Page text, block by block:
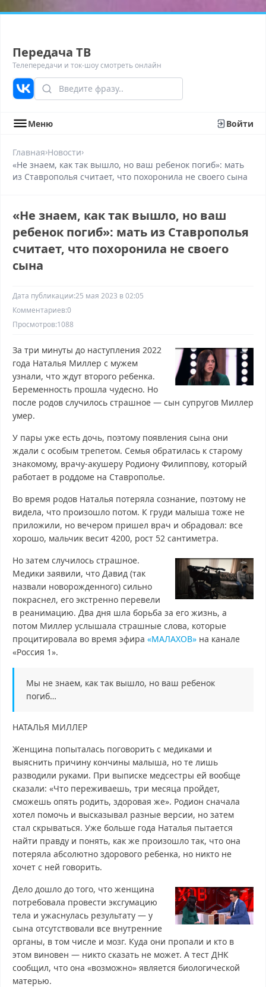
Передача ТВ
Телепередачи и ток-шоу смотреть онлайн
Меню Войти
Главная›Новости›
«Не знаем, как так вышло, но ваш ребенок погиб»: мать
из Ставрополья считает, что похоронила не своего сына
«Не знаем, как так вышло, но ваш
ребенок погиб»: мать из Ставрополья
считает, что похоронила не своего
сына
Дата публикации:25 мая 2023 в 02:05
Комментариев:0
Просмотров:1088
За три минуты до наступления 2022
года Наталья Миллер с мужем
узнали, что ждут второго ребенка.
Беременность прошла чудесно. Но
после родов случилось страшное — сын супругов Миллер
умер.
У пары уже есть дочь, поэтому появления сына они
ждали с особым трепетом. Семья обратилась к старому
знакомому, врачу-акушеру Родиону Филиппову, который
работает в роддоме на Ставрополье.
Во время родов Наталья потеряла сознание, поэтому не
видела, что произошло потом. К груди малыша тоже не
приложили, но вечером пришел врач и обрадовал: все
хорошо, мальчик весит 4200, рост 52 сантиметра.
Но затем случилось страшное.
Медики заявили, что Давид (так
назвали новорожденного) сильно
покраснел, его экстренно перевели
в реанимацию. Два дня шла борьба за его жизнь, а
потом Миллер услышала страшные слова, которые
процитировала во время эфира «МАЛАХОВ» на канале
«Россия 1».
Мы не знаем, как так вышло, но ваш ребенок
погиб…
НАТАЛЬЯ МИЛЛЕР
Женщина попыталась поговорить с медиками и
выяснить причину кончины малыша, но те лишь
разводили руками. При выписке медсестры ей вообще
сказали: «Что переживаешь, три месяца пройдет,
сможешь опять родить, здоровая же». Родион сначала
хотел помочь и высказывал разные версии, но затем
стал скрываться. Уже больше года Наталья пытается
найти правду и понять, как же произошло так, что она
потеряла абсолютно здорового ребенка, но никто не
хочет с ней говорить.
Дело дошло до того, что женщина
потребовала провести эксгумацию
тела и ужаснулась результату — у
сына отсутствовали все внутренние
органы, в том числе и мозг. Куда они пропали и кто в
этом виновен — никто сказать не может. А тест ДНК
сообщил, что она «возможно» является биологической
матерью.